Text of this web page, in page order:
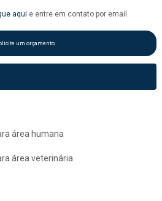
aqui e entre em contato por email.
um orçamento
área humana
área veterinária